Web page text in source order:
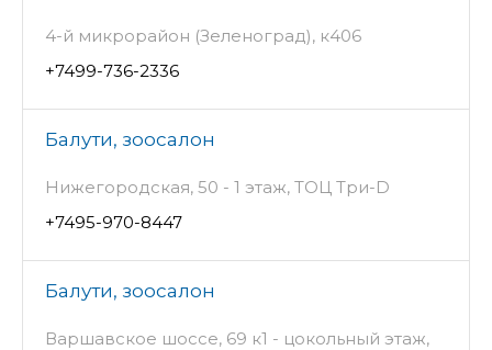
4-й микрорайон (Зеленоград), к406
+7499-736-2336
Балути, зоосалон
Нижегородская, 50 - 1 этаж, ТОЦ Три-D
+7495-970-8447
Балути, зоосалон
Варшавское шоссе, 69 к1 - цокольный этаж,